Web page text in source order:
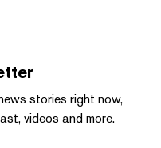
stories right now,
videos and more.